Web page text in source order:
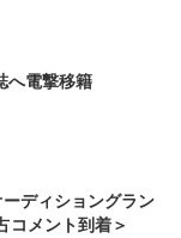
へ電撃移籍
ディショングラン
コメント到着＞